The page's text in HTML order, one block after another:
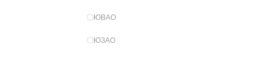
ЮВАО
ЮЗАО